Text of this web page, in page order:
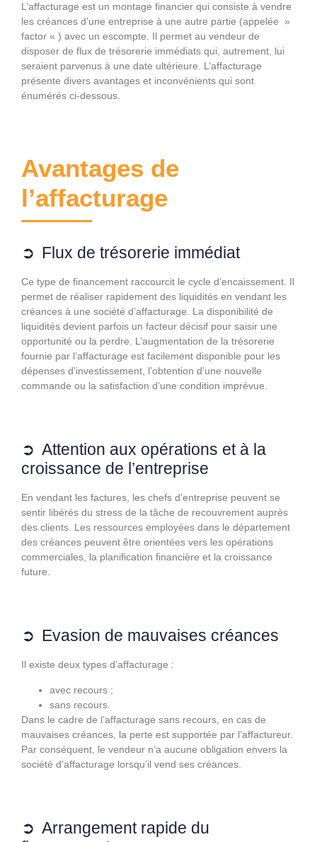
L’affacturage est un montage financier qui consiste à vendre
les créances d’une entreprise à une autre partie (appelée »
factor « ) avec un escompte. Il permet au vendeur de
disposer de flux de trésorerie immédiats qui, autrement, lui
seraient parvenus à une date ultérieure. L’affacturage
présente divers avantages et inconvénients qui sont
énumérés ci-dessous.
Avantages de
l’affacturage
Flux de trésorerie immédiat
Ce type de financement raccourcit le cycle d’encaissement. Il
permet de réaliser rapidement des liquidités en vendant les
créances à une société d’affacturage. La disponibilité de
liquidités devient parfois un facteur décisif pour saisir une
opportunité ou la perdre. L’augmentation de la trésorerie
fournie par l’affacturage est facilement disponible pour les
dépenses d’investissement, l’obtention d’une nouvelle
commande ou la satisfaction d’une condition imprévue.
Attention aux opérations et à la
croissance de l’entreprise
En vendant les factures, les chefs d’entreprise peuvent se
sentir libérés du stress de la tâche de recouvrement auprès
des clients. Les ressources employées dans le département
des créances peuvent être orientées vers les opérations
commerciales, la planification financière et la croissance
future.
Evasion de mauvaises créances
Il existe deux types d’affacturage :
avec recours ;
sans recours.
Dans le cadre de l’affacturage sans recours, en cas de
mauvaises créances, la perte est supportée par l’affactureur.
Par conséquent, le vendeur n’a aucune obligation envers la
société d’affacturage lorsqu’il vend ses créances.
Arrangement rapide du